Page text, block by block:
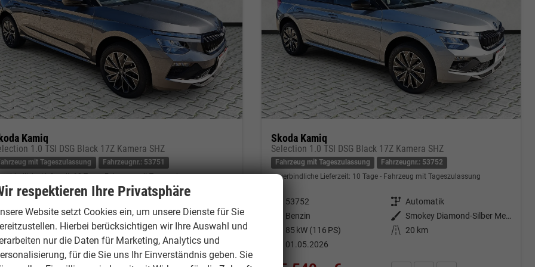
Kamiq
1.0 TSI DSG Black 17Z Kamera SHZ
mit Tageszulassung
Fahrzeugnr.: 53751
Lieferzeit:10 Tage Fahrzeug mit Tageszulassung
Automatik
Benzin Außenfarbe Graphite-Grau Metallic
85 kW (116 PS) Kilometerstand 20 km
01.05.2026
Skoda Kamiq
Selection 1.0 TSI DSG Black 17Z Kamera SHZ
Fahrzeug mit Tageszulassung
Fahrzeugnr.: 53752
unverbindliche Lieferzeit: 10 Tage Fahrzeug mit Tageszulassung
53752 Getriebe Automatik
Benzin Außenfarbe
Smokey Diamond-Silber Metallic
85 kW (116 PS) Kilometerstand
20 km
01.05.2026
respektieren Ihre Privatsphäre
Website setzt Cookies ein, um unsere Dienste für Sie
Hierbei berücksichtigen wir Ihre Auswahl und
nur die Daten für Marketing, Analytics und
für die Sie uns Ihr Einverständnis geben. Sie